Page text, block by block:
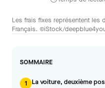
Les frais fixes représentent les
Français. ©iStock/
SOMMAIRE
1 La voiture, deuxième